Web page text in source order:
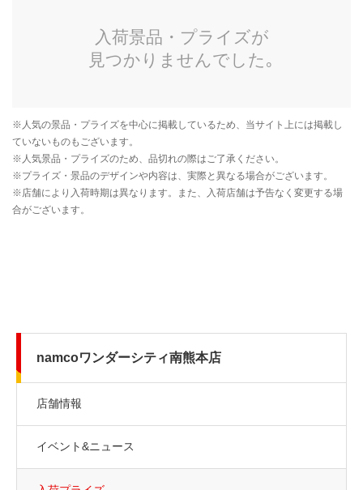
namcoワンダーシティ南熊本店
店舗情報
イベント&ニュース